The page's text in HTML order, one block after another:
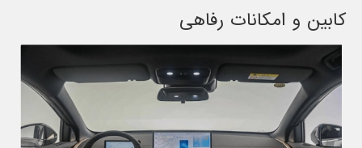
کابین و امکانات رفاهی